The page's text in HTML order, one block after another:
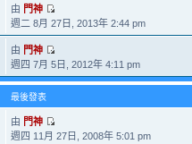
由 門神
週二 8月 27日, 2013年 2:44 pm
由 門神
週四 7月 5日, 2012年 4:11 pm
最後發表
由 門神
週四 11月 27日, 2008年 5:01 pm